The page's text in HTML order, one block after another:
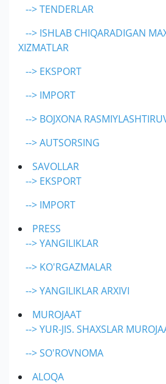
--> TENDERLAR
--> ISHLAB CHIQARADIGAN
XIZMATLAR
--> EKSPORT
--> IMPORT
--> BOJXONA
--> AUTSORSING
SAVOLLAR
--> EKSPORT
--> IMPORT
PRESS
--> YANGILIKLAR
--> KO'RGAZMALAR
--> YANGILIKLAR ARXIVI
MUROJAAT
--> YUR-JIS. SHAXSLAR
--> SO'ROVNOMA
ALOQA